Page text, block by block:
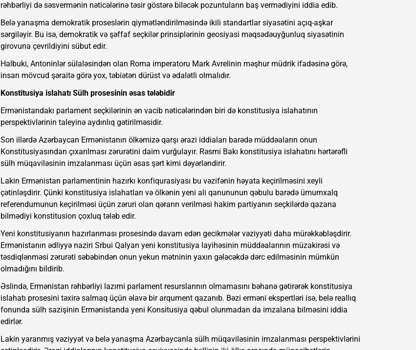
rəhbərliyi də səsvermənin nəticələrinə təsir göstərə biləcək pozuntuların baş vermədiyini iddia edib.
Belə yanaşma demokratik proseslərin qiymətləndirilməsində ikili standartlar siyasətini açıq-aşkar
sərgiləyir. Bu isə, demokratik və şəffaf seçkilər prinsiplərinin geosiyasi məqsədəuyğunluq siyasətinin
girovuna çevrildiyini sübut edir.
Halbuki, Antoninlər sülaləsindən olan Roma imperatoru Mark Avrelinin məşhur müdrik ifadəsinə görə,
insan mövcud şəraitə görə yox, təbiətən dürüst və ədalətli olmalıdır.
Konstitusiya islahatı Sülh prosesinin əsas tələbidir
Ermənistandakı parlament seçkilərinin ən vacib nəticələrindən biri də konstitusiya islahatının
perspektivlərinin taleyinə aydınlıq gətirilməsidir.
Son illərdə Azərbaycan Ermənistanın ölkəmizə qarşı ərazi iddiaları barədə müddəaların onun
Konstitusiyasından çıxarılması zərurətini daim vurğulayır. Rəsmi Bakı konstitusiya islahatını hərtərəfli
sülh müqaviləsinin imzalanması üçün əsas şərt kimi dəyərləndirir.
Lakin Ermənistan parlamentinin hazırkı konfiqurasiyası bu vəzifənin həyata keçirilməsini xeyli
çətinləşdirir. Çünki konstitusiya islahatları və ölkənin yeni ali qanununun qəbulu barədə ümumxalq
referendumunun keçirilməsi üçün zəruri olan qərarın verilməsi hakim partiyanın seçkilərdə qazana
bilmədiyi konstitusion çoxluq tələb edir.
Yeni konstitusiyanın hazırlanması prosesində davam edən gecikmələr vəziyyəti daha mürəkkəbləşdirir.
Ermənistanın ədliyyə naziri Srbui Qalyan yeni konstitusiya layihəsinin müddəalarının müzakirəsi və
təsdiqlənməsi zərurəti səbəbindən onun yekun mətninin yaxın gələcəkdə dərc edilməsinin mümkün
olmadığını bildirib.
Əslində, Ermənistan rəhbərliyi lazımi parlament resurslarının olmamasını bəhanə gətirərək konstitusiya
islahatı prosesini təxirə salmaq üçün əlavə bir arqument qazanıb. Bəzi erməni ekspertləri isə, belə reallıq
fonunda sülh sazişinin Ermənistanda yeni Konsitusiya qəbul olunmadan da imzalana bilməsini iddia
edirlər.
Lakin yaranmış vəziyyət və belə yanaşma Azərbaycanla sülh müqaviləsinin imzalanması perspektivlərini